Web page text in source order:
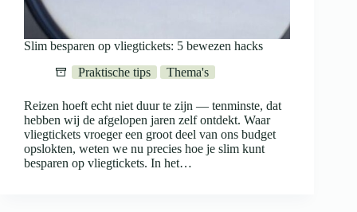
Slim besparen op vliegtickets: 5 bewezen hacks
Praktische tips
Thema's
Reizen hoeft echt niet duur te zijn — tenminste, dat
hebben wij de afgelopen jaren zelf ontdekt. Waar
vliegtickets vroeger een groot deel van ons budget
opslokten, weten we nu precies hoe je slim kunt
besparen op vliegtickets. In het…